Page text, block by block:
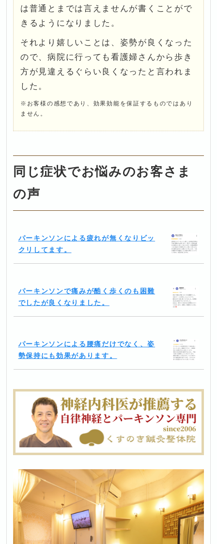
は普通とまでは言えませんが書くことがで
きるようになりました。
それより嬉しいことは、姿勢が良くなった
ので、病院に行っても看護婦さんから歩き
方が見違えるぐらい良くなったと言われま
した。
※お客様の感想であり、効果効能を保証するものではあり
ません。
同じ症状でお悩みのお客さま
の声
パーキンソンによる疲れが無くなりビッ
クリしてます。
パーキンソンで痛みが酷く歩くのも困難
でしたが良くなりました。
パーキンソンによる腰痛だけでなく、姿
勢保持にも効果があります。